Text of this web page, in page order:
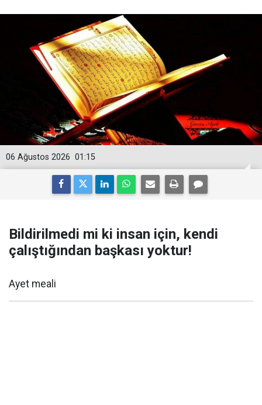
01:15
06 Ağustos 2026
Bildirilmedi mi ki insan için, kendi
çalıştığından başkası yoktur!
Ayet meali